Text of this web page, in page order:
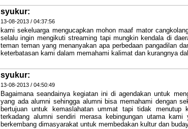
syukur:
13-08-2013 / 04:37:56
kami sekeluarga mengucapkan mohon maaf mator
selalu ingin mengikuti streaming tapi mungkin kendala di
teman teman yang menanyakan apa perbedaan pangadilan
keterbatasan kami dalam memahami kalimat dan kurangnya
syukur:
13-08-2013 / 04:50:49
Bagaimana seandainya kegiatan ini di agendakan untuk
yang ada alumni sehingga alumni bisa memahami dengan
bertujuan untuk kemaslahatan ummat tapi tidak menutup
terkadang alumni sendiri merasa kebingungan utama
berkembang dimasyarakat untuk membedakan kultur dan